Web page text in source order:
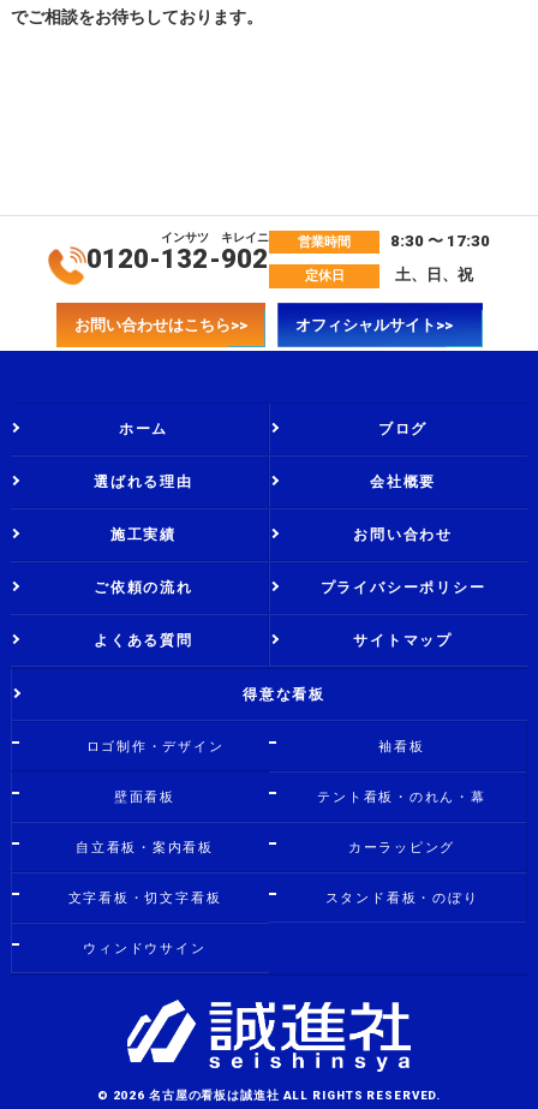
でご相談をお待ちしております。
0120-132
インサツ
-902
キレイニ 営業時間 8:30 〜 17:30
定休日 土、日、祝
お問い合わせはこちら>> オフィシャルサイト>>
ホーム ブログ
選ばれる理由 会社概要
施工実績 お問い合わせ
ご依頼の流れ プライバシーポリシー
よくある質問 サイトマップ
得意な看板
ロゴ制作・デザイン 袖看板
壁面看板 テント看板・のれん・幕
自立看板・案内看板 カーラッピング
文字看板・切文字看板 スタンド看板・のぼり
ウィンドウサイン
© 2026 名古屋の看板は誠進社 ALL RIGHTS RESERVED.